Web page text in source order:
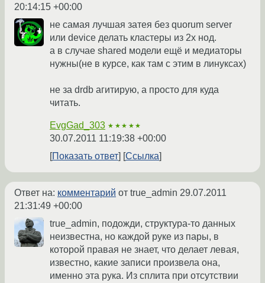
20:14:15 +00:00
не самая лучшая затея без quorum server
или device делать кластеры из 2х нод.
а в случае shared модели ещё и медиаторы
нужны(не в курсе, как там с этим в линуксах)
не за drdb агитирую, а просто для куда
читать.
EvgGad_303 ★★★★★
30.07.2011 11:19:38 +00:00
Показать ответ
Ссылка
Ответ на: комментарий от true_admin 29.07.2011
21:31:49 +00:00
true_admin, подожди, структура-то данных
неизвестна, но каждой руке из пары, в
которой правая не знает, что делает левая,
известно, какие записи произвела она,
именно эта рука. Из сплита при отсутствии